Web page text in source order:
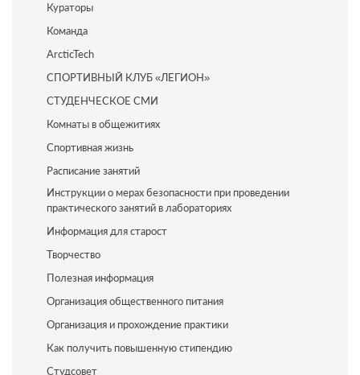
Кураторы
Команда
ArcticTech
СПОРТИВНЫЙ КЛУБ «ЛЕГИОН»
СТУДЕНЧЕСКОЕ СМИ
Комнаты в общежитиях
Спортивная жизнь
Расписание занятий
Инструкции о мерах безопасности при проведении
практического занятий в лабораториях
Информация для старост
Творчество
Полезная информация
Организация общественного питания
Организация и прохождение практики
Как получить повышенную стипендию
Студсовет